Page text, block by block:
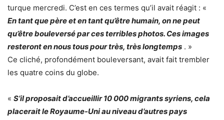
turque mercredi. C’est en ces termes qu’il avait réagit : «
En tant que père et en tant qu’être humain, on ne peut
qu’être bouleversé par ces terribles photos. Ces images
resteront en nous tous pour très, très longtemps . »
Ce cliché, profondément bouleversant, avait fait trembler
les quatre coins du globe.
« S’il proposait d’accueillir 10 000 migrants syriens, cela
placerait le Royaume-Uni au niveau d’autres pays